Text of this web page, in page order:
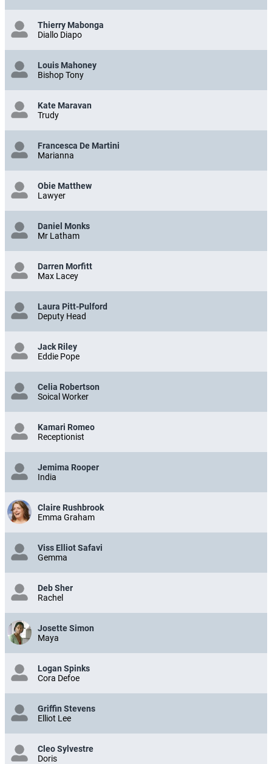
Thierry Mabonga
Diallo Diapo
Louis Mahoney
Bishop Tony
Kate Maravan
Trudy
Francesca De Martini
Marianna
Obie Matthew
Lawyer
Daniel Monks
Mr Latham
Darren Morfitt
Max Lacey
Laura Pitt-Pulford
Deputy Head
Jack Riley
Eddie Pope
Celia Robertson
Soical Worker
Kamari Romeo
Receptionist
Jemima Rooper
India
Claire Rushbrook
Emma Graham
Viss Elliot Safavi
Gemma
Deb Sher
Rachel
Josette Simon
Maya
Logan Spinks
Cora Defoe
Griffin Stevens
Elliot Lee
Cleo Sylvestre
Doris